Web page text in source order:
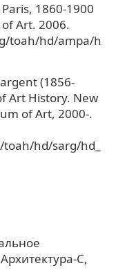
1860-1900
Art. 2006.
toah/hd/ampa/h
(1856-
Art History. New
of Art, 2000-.
hd/sarg/hd_
С,